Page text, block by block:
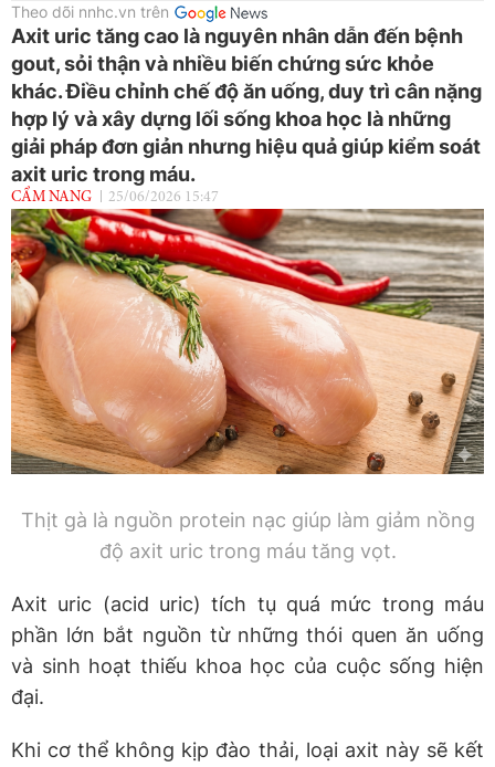
Theo dõi nnhc.vn trên
Axit uric tăng cao là nguyên nhân dẫn đến bệnh
gout, sỏi thận và nhiều biến chứng sức khỏe
khác. Điều chỉnh chế độ ăn uống, duy trì cân nặng
hợp lý và xây dựng lối sống khoa học là những
giải pháp đơn giản nhưng hiệu quả giúp kiểm soát
axit uric trong máu.
CẨM NANG 25/06/2026 15:47
Thịt gà là nguồn protein nạc giúp làm giảm nồng
độ axit uric trong máu tăng vọt.
Axit uric (acid uric) tích tụ quá mức trong máu
phần lớn bắt nguồn từ những thói quen ăn uống
và sinh hoạt thiếu khoa học của cuộc sống hiện
đại.
Khi cơ thể không kịp đào thải, loại axit này sẽ kết